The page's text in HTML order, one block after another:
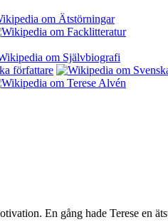
En gång hade Terese en